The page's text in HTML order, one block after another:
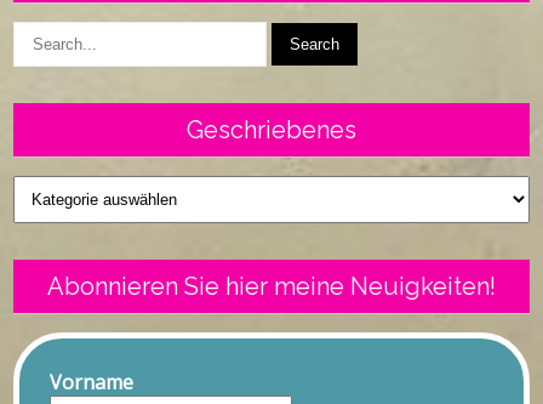
Geschriebenes
Geschriebenes
Abonnieren Sie hier meine Neuigkeiten!
Vorname